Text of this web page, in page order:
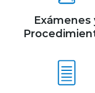
Exámenes